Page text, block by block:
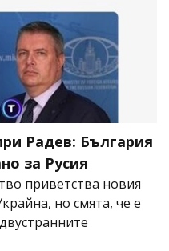
Радев: България
за Русия
приветства новия
но смята, че е